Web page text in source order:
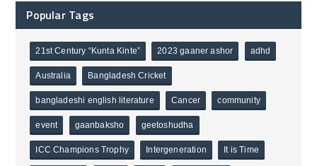
Popular Tags
21st Century “Kunta Kinte” 2023 gaaner ashor adhd
Australia Bangladesh Cricket
bangladeshi english literature Cancer community
event gaanbaksho geetoshudha
ICC Champions Trophy Intergeneration It is Time